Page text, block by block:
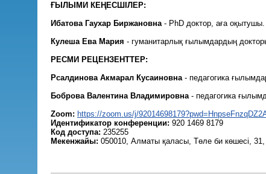
ҒЫЛЫМИ КЕҢЕСШІЛЕР:
Ибатова Гаухар Биржановна- PhD доктор, аға оқытушы.
Кулеша Ева Мария - гуманитарлық ғылымдардың
РЕСМИ РЕЦЕНЗЕНТТЕР:
Рсалдинова Акмарал Кусаиновна- педагогика
Боброва Валентина Владимировна- педагогика
Zoom: https://zoom.us/j/
Идентификатор конференции: 920 1469 8179
Код доступа: 235255
Мекенжайы: 050010, Алматы қаласы, Төле би көшесі,